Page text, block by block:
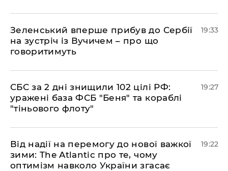
​Зеленський вперше прибув до Сербії
на зустріч із Вучичем – про що
говоритимуть
19:33
​СБС за 2 дні знищили 102 цілі РФ:
уражені база ФСБ "Беня" та кораблі
"тіньового флоту"
19:27
​Від надії на перемогу до нової важкої
зими: The Atlantic про те, чому
оптимізм навколо України згасає
19:22